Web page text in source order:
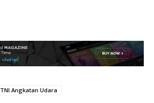
TNI Angkatan Udara